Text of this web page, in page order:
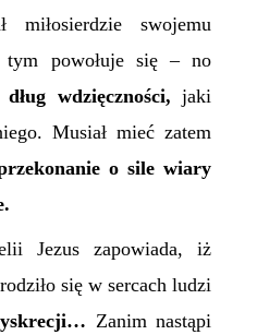
miłosierdzie swojemu
powołuje się – no
wdzięczności, jaki
Musiał mieć zatem
o sile wiary
Jezus zapowiada, iż
się w sercach ludzi
Zanim nastąpi